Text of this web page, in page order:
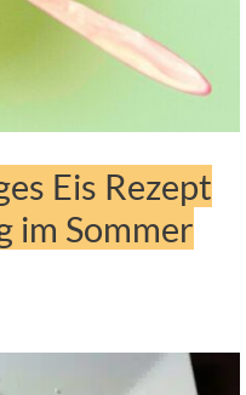
Eis Rezept
im Sommer